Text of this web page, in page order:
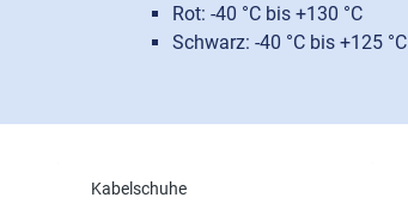
Rot: -40 °C bis +130 °C
Schwarz: -40 °C bis +125 °C
Kabelschuhe